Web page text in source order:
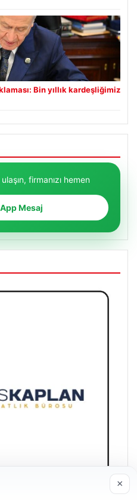
Bin yıllık kardeşliğimiz
firmanızı hemen
Mesaj
×